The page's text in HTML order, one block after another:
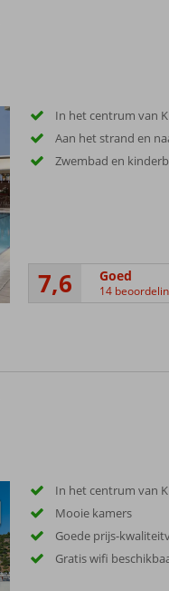
In het centrum van
Aan het strand en
Zwembad en
7,6 Goed
14
In het centrum van
Mooie kamers
Goede prijs-
Gratis wifi